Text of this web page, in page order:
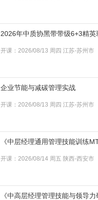
2026年中质协黑带带级6+3精英
开课：2026/08/13 周四 江苏-苏州市
企业节能与减碳管理实战
开课：2026/08/13 周四 江苏-苏州市
《中层经理通用管理技能训练
开课：2026/08/14 周五 陕西-西安市
《中高层经理管理技能与领导力